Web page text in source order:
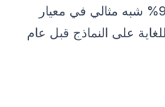
يُعد AIME 2026 بنسبة 96.4% شبه مثالي في معيار
على النماذج قبل عام